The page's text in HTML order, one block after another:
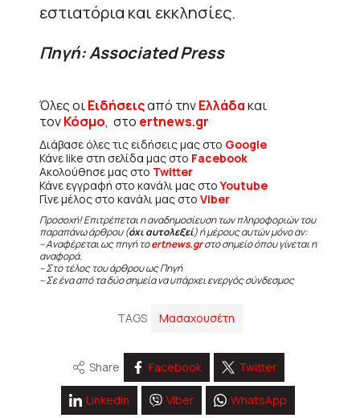
εστιατόρια και εκκλησίες.
Πηγή: Associated Press
Όλες οιΕιδήσειςαπό τηνΕλλάδακαι
τονΚόσμο, στο ertnews.gr
Διάβασε όλες τις ειδήσεις μας στο Google
Κάνε like στη σελίδα μας στο Facebook
Ακολούθησε μας στο Twitter
Κάνε εγγραφή στο κανάλι μας στοYoutube
Γίνε μέλος στο κανάλι μας στο Viber
Προσοχή! Επιτρέπεται η αναδημοσίευση των πληροφοριών του
παραπάνω άρθρου (όχι αυτολεξεί) ή μέρους αυτών μόνο αν:
– Αναφέρεται ως πηγή τοertnews.grστο σημείο όπου γίνεται η
αναφορά.
– Στο τέλος του άρθρου ως Πηγή
– Σε ένα από τα δύο σημεία να υπάρχει ενεργός σύνδεσμος
TAGS Μασαχουσέτη
Share Facebook Twitter
Linkedin Viber WhatsApp